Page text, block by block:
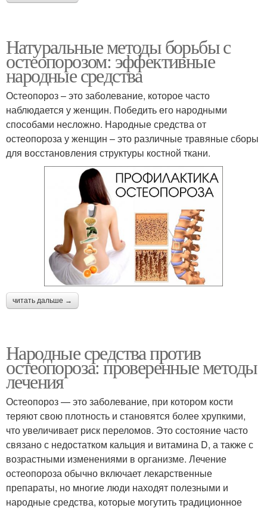
Натуральные методы борьбы с
остеопорозом: эффективные
народные средства
Остеопороз – это заболевание, которое часто
наблюдается у женщин. Победить его народными
способами несложно. Народные средства от
остеопороза у женщин – это различные травяные сборы
для восстановления структуры костной ткани.
читать дальше →
Народные средства против
остеопороза: проверенные методы
лечения
Остеопороз — это заболевание, при котором кости
теряют свою плотность и становятся более хрупкими,
что увеличивает риск переломов. Это состояние часто
связано с недостатком кальция и витамина D, а также с
возрастными изменениями в организме. Лечение
остеопороза обычно включает лекарственные
препараты, но многие люди находят полезными и
народные средства, которые могутить традиционное